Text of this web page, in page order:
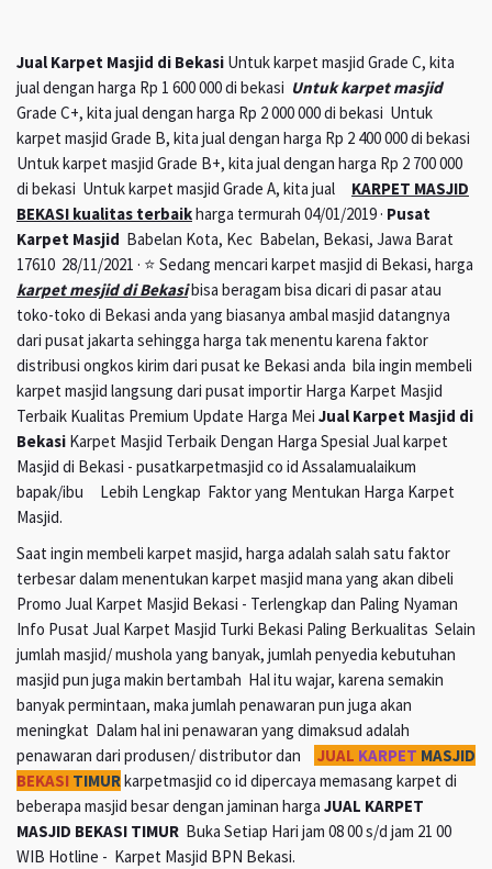
Jual Karpet Masjid di Bekasi Untuk karpet masjid Grade C, kita
jual dengan harga Rp 1 600 000 di bekasi Untuk karpet masjid
Grade C+, kita jual dengan harga Rp 2 000 000 di bekasi Untuk
karpet masjid Grade B, kita jual dengan harga Rp 2 400 000 di bekasi
Untuk karpet masjid Grade B+, kita jual dengan harga Rp 2 700 000
di bekasi Untuk karpet masjid Grade A, kita jual KARPET MASJID
BEKASI kualitas terbaikharga termurah 04/01/2019 · Pusat
Karpet Masjid Babelan Kota, Kec Babelan, Bekasi, Jawa Barat
17610 28/11/2021 · ⭐ Sedang mencari karpet masjid di Bekasi, harga
karpet mesjid di Bekasibisa beragam bisa dicari di pasar atau
toko-toko di Bekasi anda yang biasanya ambal masjid datangnya
dari pusat jakarta sehingga harga tak menentu karena faktor
distribusi ongkos kirim dari pusat ke Bekasi anda bila ingin membeli
karpet masjid langsung dari pusat importir Harga Karpet Masjid
Terbaik Kualitas Premium Update Harga Mei Jual Karpet Masjid di
Bekasi Karpet Masjid Terbaik Dengan Harga Spesial Jual karpet
Masjid di Bekasi - pusatkarpetmasjid co id Assalamualaikum
bapak/ibu Lebih Lengkap Faktor yang Mentukan Harga Karpet
Masjid.
Saat ingin membeli karpet masjid, harga adalah salah satu faktor
terbesar dalam menentukan karpet masjid mana yang akan dibeli
Promo Jual Karpet Masjid Bekasi - Terlengkap dan Paling Nyaman
Info Pusat Jual Karpet Masjid Turki Bekasi Paling Berkualitas Selain
jumlah masjid/ mushola yang banyak, jumlah penyedia kebutuhan
masjid pun juga makin bertambah Hal itu wajar, karena semakin
banyak permintaan, maka jumlah penawaran pun juga akan
meningkat Dalam hal ini penawaran yang dimaksud adalah
penawaran dari produsen/ distributor dan
JUAL KARPET MASJID
BEKASI TIMURkarpetmasjid co id dipercaya memasang karpet di
beberapa masjid besar dengan jaminan harga JUAL KARPET
MASJID BEKASI TIMUR Buka Setiap Hari jam 08 00 s/d jam 21 00
WIB Hotline - Karpet Masjid BPN Bekasi.